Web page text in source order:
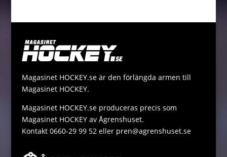
r
i
k
s
p
s
g
Magasinet HOCKEY.se är den förlängda armen till
Magasinet HOCKEY.
Magasinet HOCKEY.se produceras precis som
Magasinet HOCKEY av Ågrenshuset.
Kontakt 0660-29 99 52 eller pren@agrenshuset.se